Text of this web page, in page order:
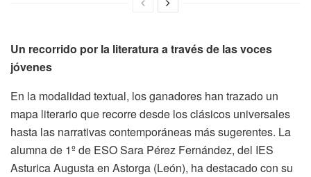
Un recorrido por la literatura a través de las voces
jóvenes
En la modalidad textual, los ganadores han trazado un
mapa literario que recorre desde los clásicos universales
hasta las narrativas contemporáneas más sugerentes. La
alumna de 1º de ESO Sara Pérez Fernández, del IES
Asturica Augusta en Astorga (León), ha destacado con su